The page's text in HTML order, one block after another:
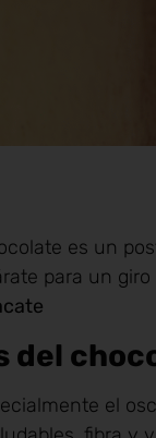
es un
para un
del
el